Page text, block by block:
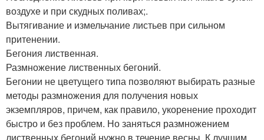
воздухе и при скудных поливах;.
Вытягивание и измельчание листьев при сильном
притенении.
Бегония лиственная.
Размножение лиственных бегоний.
Бегонии не цветущего типа позволяют выбирать разные
методы размножения для получения новых
экземпляров, причем, как правило, укоренение проходит
быстро и без проблем. Но заняться размножением